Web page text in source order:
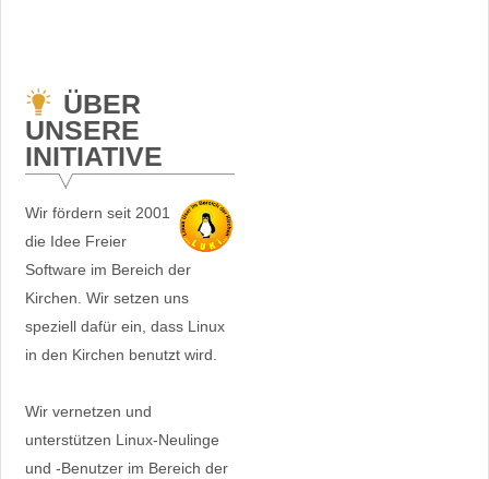
ÜBER
UNSERE
INITIATIVE
Wir fördern seit 2001
die Idee Freier
Software im Bereich der
Kirchen. Wir setzen uns
speziell dafür ein, dass Linux
in den Kirchen benutzt wird.
Wir vernetzen und
unterstützen Linux-Neulinge
und -Benutzer im Bereich der